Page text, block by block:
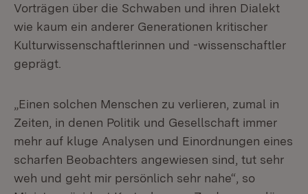
Vorträgen über die Schwaben und ihren Dialekt
wie kaum ein anderer Generationen kritischer
Kulturwissenschaftlerinnen und -wissenschaftler
geprägt.
„Einen solchen Menschen zu verlieren, zumal in
Zeiten, in denen Politik und Gesellschaft immer
mehr auf kluge Analysen und Einordnungen eines
scharfen Beobachters angewiesen sind, tut sehr
weh und geht mir persönlich sehr nahe“, so